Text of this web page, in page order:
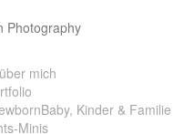
über mich
Baby, Kinder & Familie
Minis